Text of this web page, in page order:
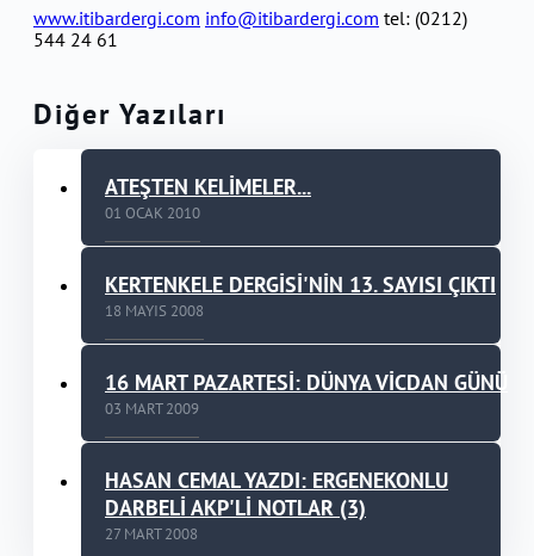
www.itibardergi.com info@itibardergi.com tel: (0212)
544 24 61
Diğer Yazıları
ATEŞTEN KELİMELER...
01 OCAK 2010
KERTENKELE DERGİSİ'NİN 13. SAYISI ÇIKTI
18 MAYIS 2008
16 MART PAZARTESİ: DÜNYA VİCDAN GÜNÜ
03 MART 2009
HASAN CEMAL YAZDI: ERGENEKONLU
DARBELİ AKP'Lİ NOTLAR (3)
27 MART 2008